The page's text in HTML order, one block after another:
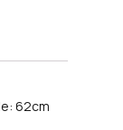
62cm